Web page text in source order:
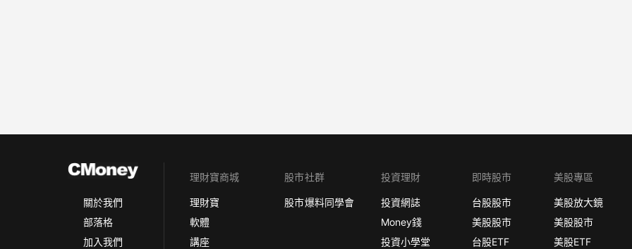
關於我們
部落格
加入我們
理財寶商城
理財寶
軟體
講座
股市社群
股市爆料同學會
投資理財
投資網誌
Money錢
投資小學堂
即時股市
台股股市
美股股市
台股ETF
美股專區
美股放大鏡
美股股市
美股ETF